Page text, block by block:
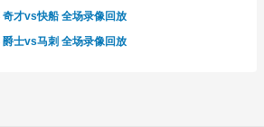
才vs快船 全场录像回放
士vs马刺 全场录像回放